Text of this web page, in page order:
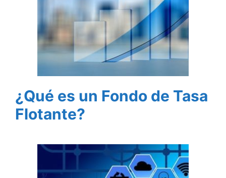
¿Qué es un Fondo de Tasa
Flotante?